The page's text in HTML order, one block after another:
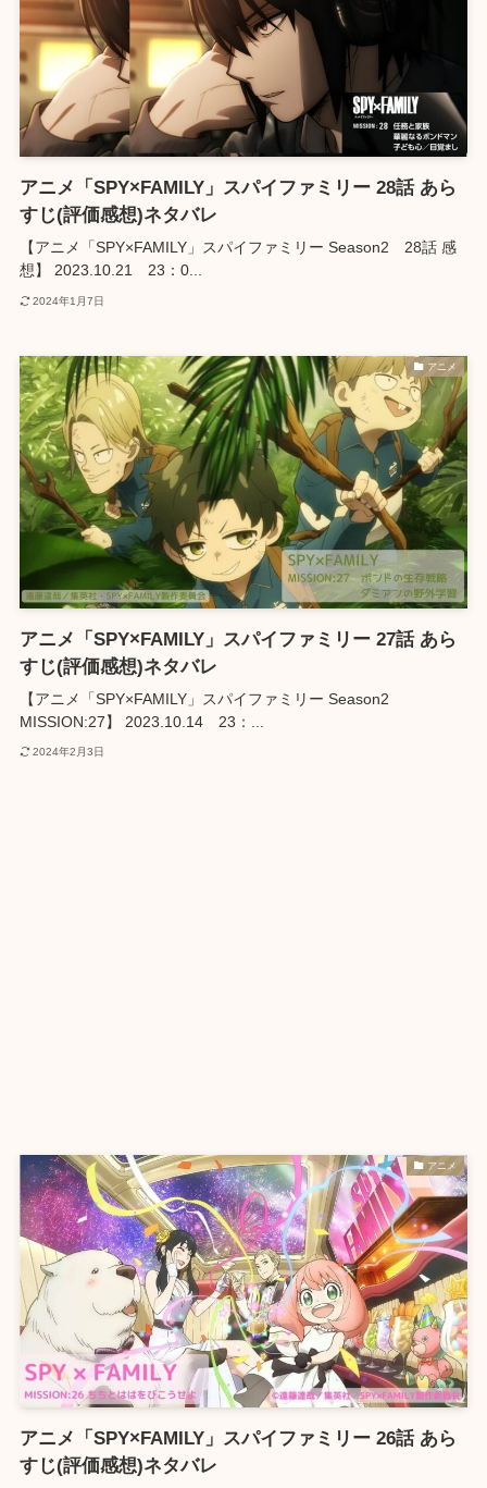
アニメ「SPY×FAMILY」スパイファミリー 28話 あら
すじ(評価感想)ネタバレ
【アニメ「SPY×FAMILY」スパイファミリー Season2 28話 感
想】 2023.10.21 23：0...
2024年1月7日
アニメ
アニメ「SPY×FAMILY」スパイファミリー 27話 あら
すじ(評価感想)ネタバレ
【アニメ「SPY×FAMILY」スパイファミリー Season2
MISSION:27】 2023.10.14 23：...
2024年2月3日
アニメ
アニメ「SPY×FAMILY」スパイファミリー 26話 あら
すじ(評価感想)ネタバレ